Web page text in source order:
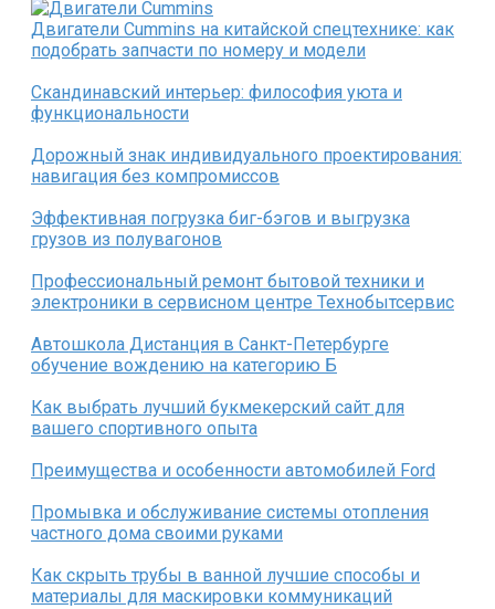
Двигатели Cummins на китайской спецтехнике: как
подобрать запчасти по номеру и модели
Скандинавский интерьер: философия уюта и
функциональности
Дорожный знак индивидуального проектирования:
навигация без компромиссов
Эффективная погрузка биг-бэгов и выгрузка
грузов из полувагонов
Профессиональный ремонт бытовой техники и
электроники в сервисном центре Технобытсервис
Автошкола Дистанция в Санкт-Петербурге
обучение вождению на категорию Б
Как выбрать лучший букмекерский сайт для
вашего спортивного опыта
Преимущества и особенности автомобилей Ford
Промывка и обслуживание системы отопления
частного дома своими руками
Как скрыть трубы в ванной лучшие способы и
материалы для маскировки коммуникаций